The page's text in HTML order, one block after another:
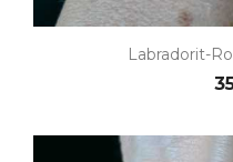
Labradorit-